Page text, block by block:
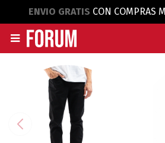
ENVIO GRATIS CON COMPRAS
